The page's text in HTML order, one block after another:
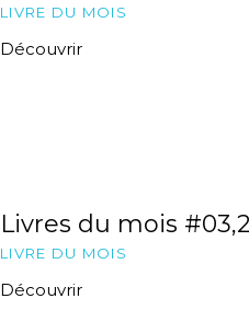
LIVRE DU MOIS
Découvrir
Livres du mois
LIVRE DU MOIS
Découvrir